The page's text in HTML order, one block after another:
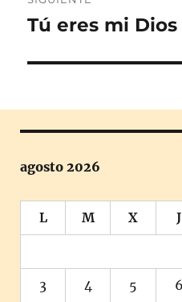
Entrada
Tú eres mi Dios
agosto 2026
L M X J
3 4 5 6